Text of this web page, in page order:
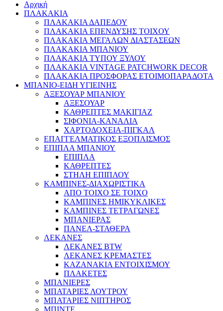
Αρχική
ΠΛΑΚΑΚΙΑ
ΠΛΑΚΑΚΙΑ ΔΑΠΕΔΟΥ
ΠΛΑΚΑΚΙΑ ΕΠΕΝΔΥΣΗΣ ΤΟΙΧΟΥ
ΠΛΑΚΑΚΙΑ ΜΕΓΑΛΩΝ ΔΙΑΣΤΑΣΕΩΝ
ΠΛΑΚΑΚΙΑ ΜΠΑΝΙΟΥ
ΠΛΑΚΑΚΙΑ ΤΥΠΟΥ ΞΥΛΟΥ
ΠΛΑΚΑΚΙΑ VINTAGE PATCHWORK DECOR
ΠΛΑΚΑΚΙΑ ΠΡΟΣΦΟΡΑΣ ΕΤΟΙΜΟΠΑΡΑΔΟΤΑ
ΜΠΑΝΙΟ-ΕΙΔΗ ΥΓΙΕΙΝΗΣ
ΑΞΕΣΟΥΑΡ ΜΠΑΝΙΟΥ
ΑΞΕΣΟΥΑΡ
ΚΑΘΡΕΠΤΕΣ ΜΑΚΙΓΙΑΖ
ΣΙΦΟΝΙΑ-ΚΑΝΑΛΙΑ
ΧΑΡΤΟΔΟΧΕΙΑ-ΠΙΓΚΑΛ
ΕΠΑΓΓΕΛΜΑΤΙΚΟΣ ΕΞΟΠΛΙΣΜΟΣ
ΕΠΙΠΛΑ ΜΠΑΝΙΟΥ
ΕΠΙΠΛΑ
ΚΑΘΡΕΠΤΕΣ
ΣΤΗΛΗ ΕΠΙΠΛΟΥ
ΚΑΜΠΙΝΕΣ-ΔΙΑΧΩΡΙΣΤΙΚΑ
ΑΠΟ ΤΟΙΧΟ ΣΕ ΤΟΙΧΟ
ΚΑΜΠΙΝΕΣ ΗΜΙΚΥΚΛΙΚΕΣ
ΚΑΜΠΙΝΕΣ ΤΕΤΡΑΓΩΝΕΣ
ΜΠΑΝΙΕΡΑΣ
ΠΑΝΕΛ-ΣΤΑΘΕΡΑ
ΛΕΚΑΝΕΣ
ΛΕΚΑΝΕΣ BTW
ΛΕΚΑΝΕΣ ΚΡΕΜΑΣΤΕΣ
ΚΑΖΑΝΑΚΙΑ ΕΝΤΟΙΧΙΣΜΟΥ
ΠΛΑΚΕΤΕΣ
ΜΠΑΝΙΕΡΕΣ
ΜΠΑΤΑΡΙΕΣ ΛΟΥΤΡΟΥ
ΜΠΑΤΑΡΙΕΣ ΝΙΠΤΗΡΟΣ
ΜΠΙΝΤΕ